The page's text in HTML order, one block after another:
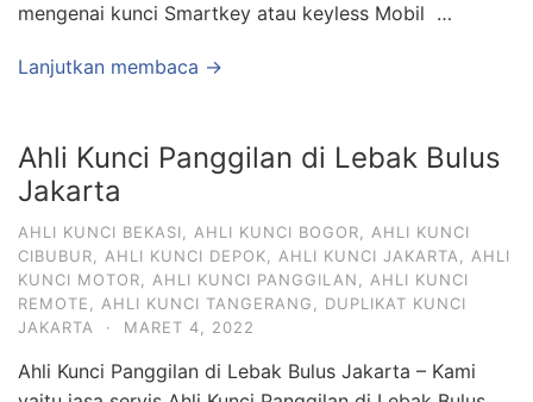
mengenai kunci Smartkey atau keyless Mobil …
Lanjutkan membaca →
Ahli Kunci Panggilan di Lebak Bulus
Jakarta
AHLI KUNCI BEKASI AHLI KUNCI BOGOR
AHLI KUNCI
CIBUBUR
AHLI KUNCI DEPOK AHLI KUNCI JAKARTA
AHLI
KUNCI MOTOR
AHLI KUNCI PANGGILAN
AHLI KUNCI
REMOTE
AHLI KUNCI TANGERANG
DUPLIKAT KUNCI
JAKARTA
· MARET 4, 2022
Ahli Kunci Panggilan di Lebak Bulus Jakarta – Kami